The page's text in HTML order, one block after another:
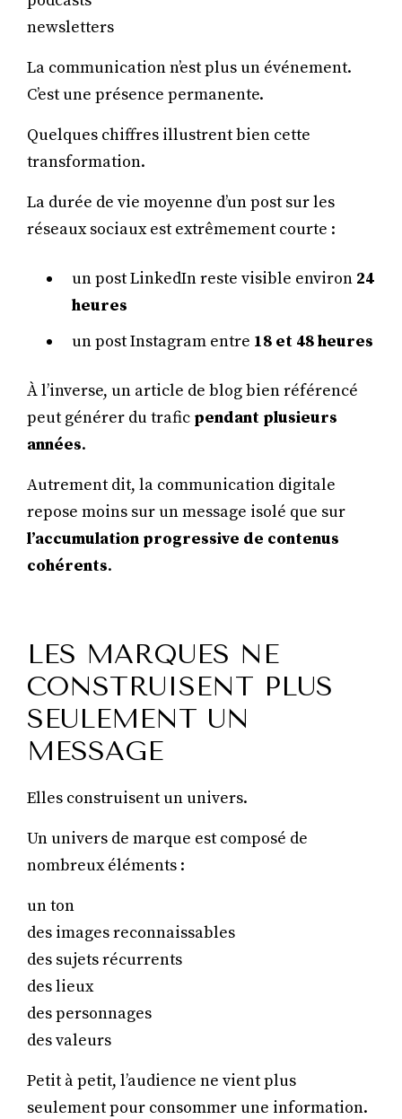
newsletters
La communication n’est plus un événement.
C’est une présence permanente.
Quelques chiffres illustrent bien cette
transformation.
La durée de vie moyenne d’un post sur les
réseaux sociaux est extrêmement courte :
un post LinkedIn reste visible environ 24
heures
un post Instagram entre 18 et 48 heures
À l’inverse, un article de blog bien référencé
peut générer du trafic pendant plusieurs
années.
Autrement dit, la communication digitale
repose moins sur un message isolé que sur
l’accumulation progressive de contenus
cohérents.
LES MARQUES NE
CONSTRUISENT PLUS
SEULEMENT UN
MESSAGE
Elles construisent un univers.
Un univers de marque est composé de
nombreux éléments :
un ton
des images reconnaissables
des sujets récurrents
des lieux
des personnages
des valeurs
Petit à petit, l’audience ne vient plus
seulement pour consommer une information.